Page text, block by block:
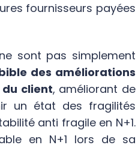
fournisseurs payées
sont pas simplement
des améliorations
client, améliorant de
un état des fragilités
anti fragile en N+1.
en N+1 lors de sa